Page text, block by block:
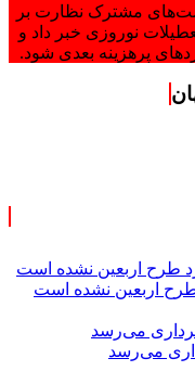
مشترک نظارت بر
نوروزی خبر داد و
پرهزینه بعدی شود.
می‌رسد